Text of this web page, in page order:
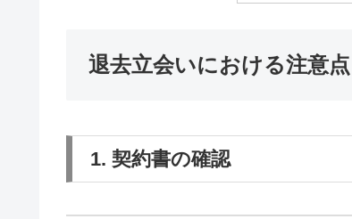
退去立会いにおける注意点
1. 契約書の確認